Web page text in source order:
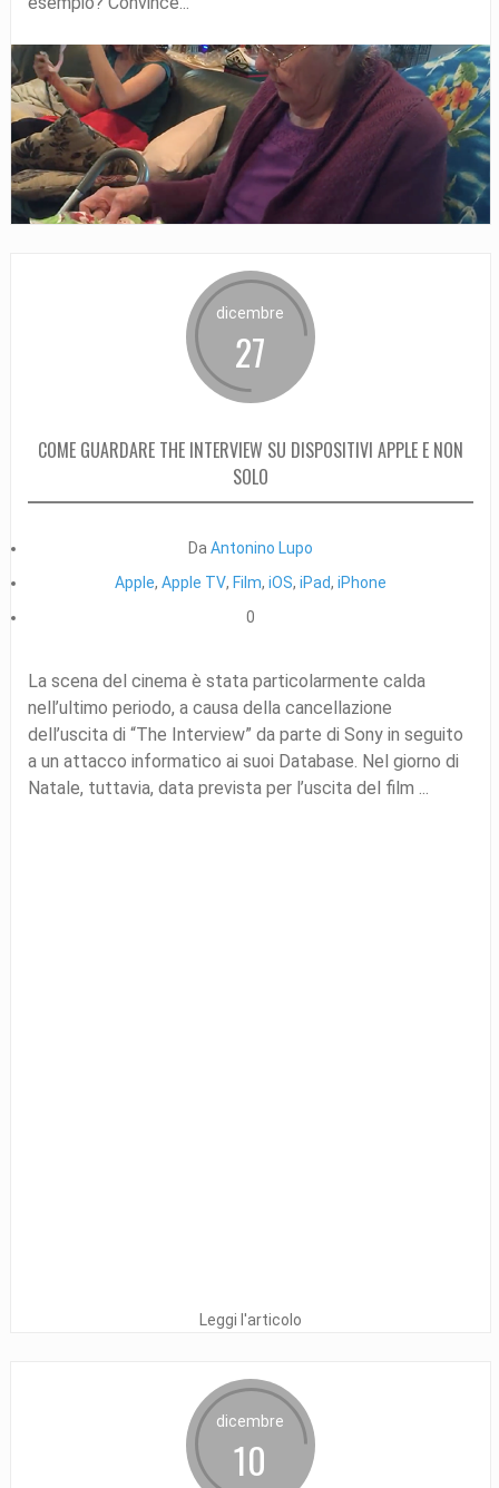
dicembre
27
COME GUARDARE THE INTERVIEW SU DISPOSITIVI APPLE E NON
SOLO
Da Antonino Lupo
Apple, Apple TV, Film, iOS, iPad, iPhone
0
La scena del cinema è stata particolarmente calda
nell’ultimo periodo, a causa della cancellazione
dell’uscita di “The Interview” da parte di Sony in seguito
a un attacco informatico ai suoi Database. Nel giorno di
Natale, tuttavia, data prevista per l’uscita del film ...
Leggi l'articolo
dicembre
10